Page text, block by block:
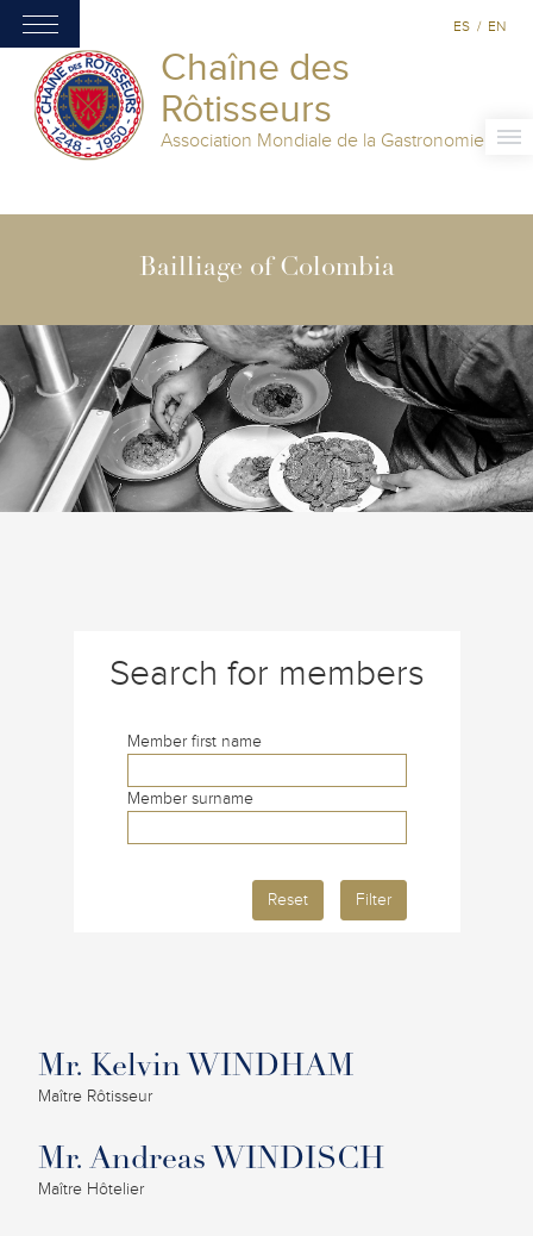
Chaîne des
Rôtisseurs
Association Mondiale de la Gastronomie
ES / EN
Bailliage of Colombia
Search for members
Member first name
Member surname
Reset Filter
Mr. Kelvin WINDHAM
Maître Rôtisseur
Mr. Andreas WINDISCH
Maître Hôtelier